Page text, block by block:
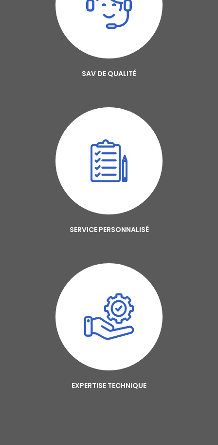
SAV DE QUALITÉ
SERVICE PERSONNALISÉ
EXPERTISE TECHNIQUE